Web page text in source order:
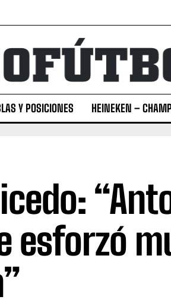
Y POSICIONES HEINEKEN –
esforzó